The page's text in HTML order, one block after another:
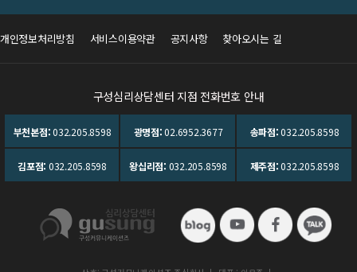
개인정보처리방침 서비스이용약관 공지사항 찾아오시는 길
구성심리상담센터 지점 전화번호 안내
부천본점:032.205.8598 광명점:02.6952.3677 송파점:032.205.8598
김포점: 032.205.8598 왕십리점: 032.205.8598 제주점:032.205.8598